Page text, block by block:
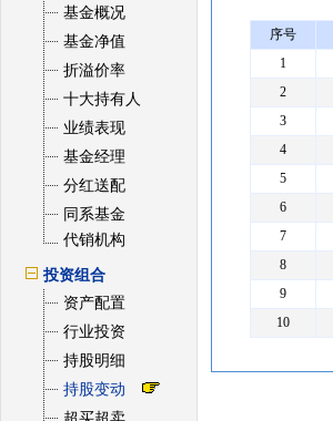
基金概况
基金净值
折溢价率
十大持有人
业绩表现
基金经理
分红送配
同系基金
代销机构
投资组合
资产配置
行业投资
持股明细
持股变动
序号
1
2
3
4
5
6
7
8
9
10